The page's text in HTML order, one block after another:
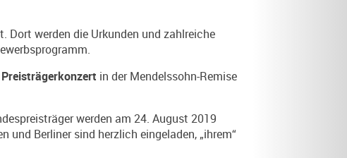
Dort werden die Urkunden und zahlreiche
Preisträgerkonzert in der Mendelssohn-Remise
werden am 24. August 2019
und Berliner sind herzlich eingeladen, „ihrem“